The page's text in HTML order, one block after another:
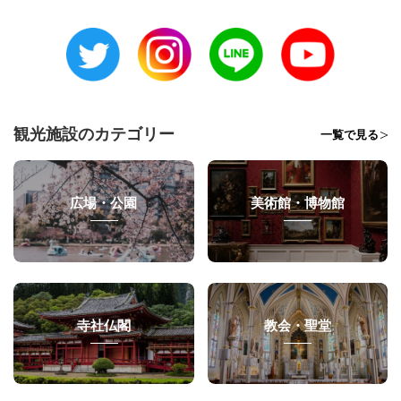
観光施設のカテゴリー 一覧で見る
広場・公園 美術館・博物館
寺社仏閣 教会・聖堂